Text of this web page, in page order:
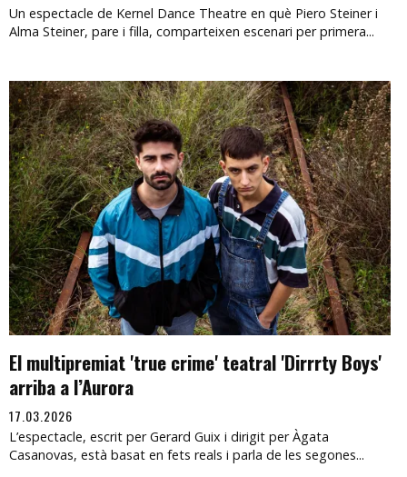
Un espectacle de Kernel Dance Theatre en què Piero Steiner i
Alma Steiner, pare i filla, comparteixen escenari per primera...
El multipremiat 'true crime' teatral 'Dirrrty Boys'
arriba a l’Aurora
17.03.2026
L’espectacle, escrit per Gerard Guix i dirigit per Àgata
Casanovas, està basat en fets reals i parla de les segones...